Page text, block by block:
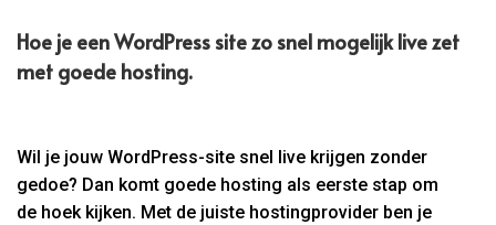
Hoe je een WordPress site zo snel mogelijk live zet
met goede hosting.​
Wil je jouw WordPress-site snel live krijgen zonder
gedoe? Dan komt goede hosting als eerste stap om
de hoek kijken. Met de juiste hostingprovider ben je